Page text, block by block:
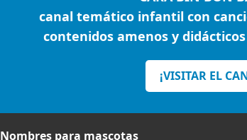
canal temático infantil con
contenidos amenos y
¡VISITAR EL
Nombres para mascotas